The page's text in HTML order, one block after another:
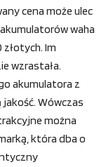
cena może ulec
waha
Im
wzrastała.
akumulatora z
jakość. Wówczas
można
która dba o